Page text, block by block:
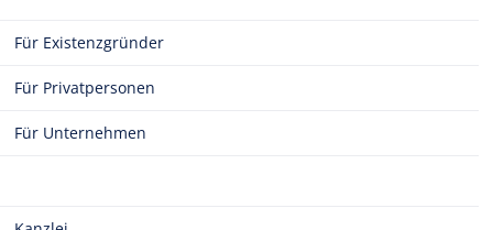
Für Existenzgründer
Für Privatpersonen
Für Unternehmen